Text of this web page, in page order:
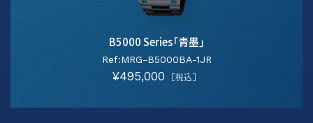
B5000 Series「青墨」
Ref:MRG-B5000BA-1JR
¥495,000 ［税込］